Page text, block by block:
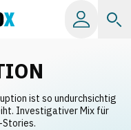
ist so undurchsichtig
Investigativer Mix für